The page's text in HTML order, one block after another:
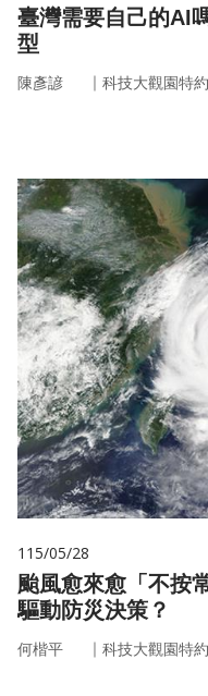
臺灣需要自己的AI
型
陳彥諺 ｜ 科技大觀園特
115/05/28
颱風愈來愈「不按
驅動防災決策？
何楷平 ｜ 科技大觀園特